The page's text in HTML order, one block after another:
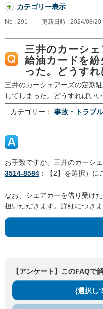
カテゴリー表示
No : 291 更新日時 : 2024/08/20
三井のカーシェ
給油カードを
った。どうす
三井のカーシェアーズの定期
してしまった。どうすればい
カテゴリー： 事故・トラブル
お手数ですが、三井のカーシ
3514-8584 ：【2】を選択）に
なお、シェアカーを借り受け
担いただきます。詳細につきま
【アンケート】このFAQで
(選択し